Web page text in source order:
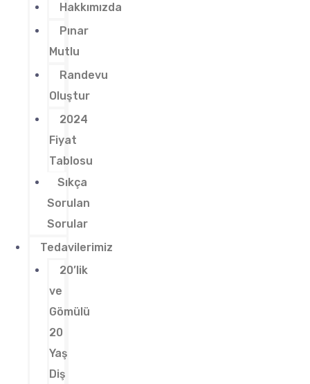
Hakkımızda
Pınar
Mutlu
Randevu
Oluştur
2024
Fiyat
Tablosu
Sıkça
Sorulan
Sorular
Tedavilerimiz
20’lik
ve
Gömülü
20
Yaş
Diş